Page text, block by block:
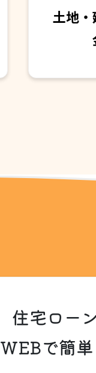
土地
住宅ロー
WEBで簡